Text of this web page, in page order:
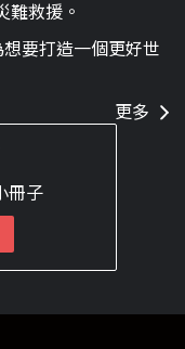
難救援。
要打造一個更好世
更多
冊子